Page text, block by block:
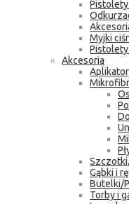
Myjki
Akcesoria
Gąbki i
Butelki/
Torby i